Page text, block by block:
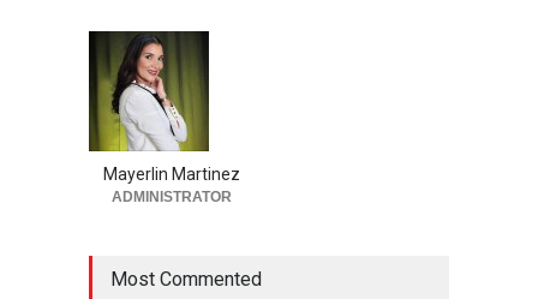
Mayerlin Martinez
ADMINISTRATOR
Most Commented